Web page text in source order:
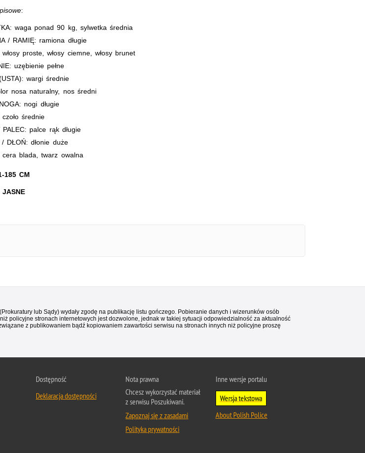
:
waga ponad 90 kg, sylwetka średnia
/ RAMIĘ: ramiona długie
włosy proste, włosy ciemne, włosy brunet
uzębienie pełne
wargi średnie
nosa naturalny, nos średni
nogi długie
średnie
PALEC: palce rąk długie
/ DŁOŃ: dłonie duże
cera blada, twarz owalna
185 CM
JASNE
lub Sądy) wydały zgodę na publikację listu gończego. Pobieranie danych i wizerunków osób
policyjne stronach internetowych jest dozwolone, jednak w takiej sytuacji odpowiedzialność za aktualność
z publikowaniem bądź kopiowaniem zawartości serwisu na stronach innych niż policyjne proszę
Dostępność
Deklaracja dostępności
Nota prawna
Chcesz wykorzystać materiał
z serwisu Poszukiwani.
Zapoznaj się z zasadami
Polityka prywatności
Inne wersje portalu
Wersja tekstowa
About Polish Police